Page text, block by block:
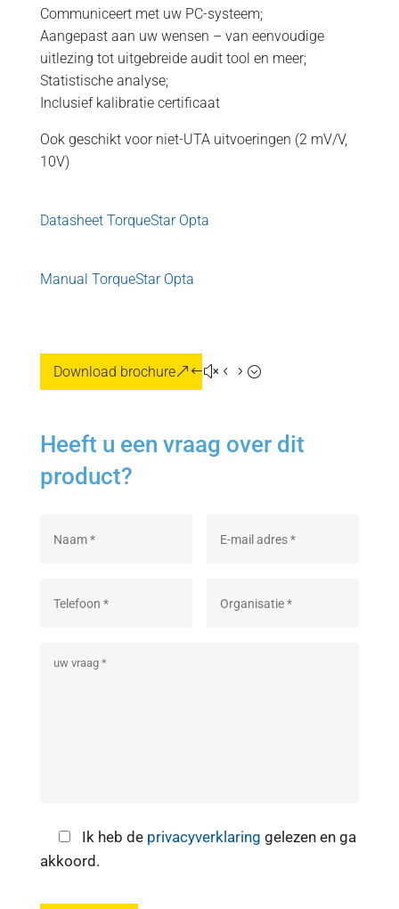
Communiceert met uw PC-systeem;
Aangepast aan uw wensen – van eenvoudige
uitlezing tot uitgebreide audit tool en meer;
Statistische analyse;
Inclusief kalibratie certificaat
Ook geschikt voor niet-UTA uitvoeringen (2 mV/V,
10V)
Datasheet TorqueStar Opta
Manual TorqueStar Opta
Download brochure
Heeft u een vraag over dit
product?
Ik heb de privacyverklaring gelezen en ga
akkoord.